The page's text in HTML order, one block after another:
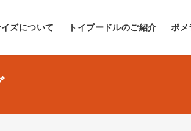
ズについて トイプードルのご紹介 ポメ